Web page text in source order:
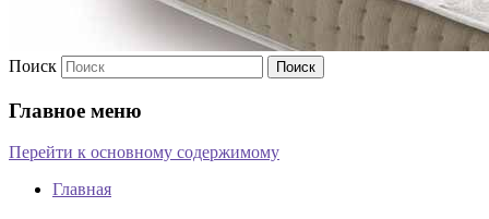
Поиск
Главное меню
Перейти к основному содержимому
Главная